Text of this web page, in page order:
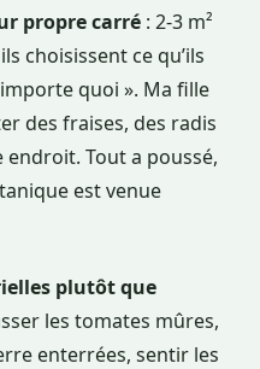
propre carré : 2-3 m²
choisissent ce qu’ils
quoi ». Ma fille
des fraises, des radis
Tout a poussé,
est venue
plutôt que
les tomates mûres,
enterrées, sentir les